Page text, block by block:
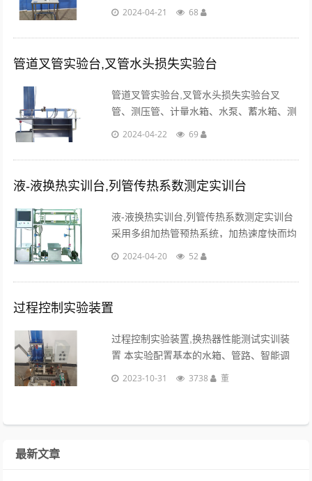
深对流体静力学基本概念的理解，提高解决
2024-04-21 68
管道叉管实验台,叉管水头损失实验台
管道叉管实验台,叉管水头损失实验台叉
管、测压管、计量水箱、水泵、蓄水箱、测
压排、刻度标尺、秒表、玻璃温度计、回水
2024-04-22 69
液-液换热实训台,列管传热系数测定实训台
液-液换热实训台,列管传热系数测定实训台
采用多组加热管预热系统，加热速度快而均
匀，预热器电压调节，铂热电阻+可控硅+加
2024-04-20 52
过程控制实验装置
过程控制实验装置,换热器性能测试实训装
置 本实验配置基本的水箱、管路、智能调
节器、电磁泵等，利用不同工业液位测量传
悉的安装......
2023-10-31 3738 董
最新文章